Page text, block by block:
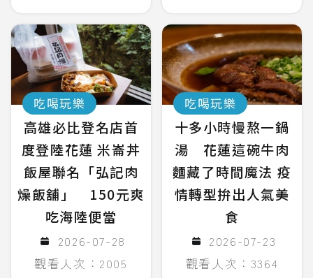
吃喝玩樂
高雄必比登名店首
度登陸花蓮 米崙丼
飯屋聯名「弘記肉
燥飯舖」 150元爽
吃海陸便當
2026-07-28
觀看人次：2005
吃喝玩樂
十多小時慢熬一鍋
湯 花蓮這碗牛肉
麵藏了時間魔法 疫
情轉型拚出人氣美
食
2026-07-23
觀看人次：3364